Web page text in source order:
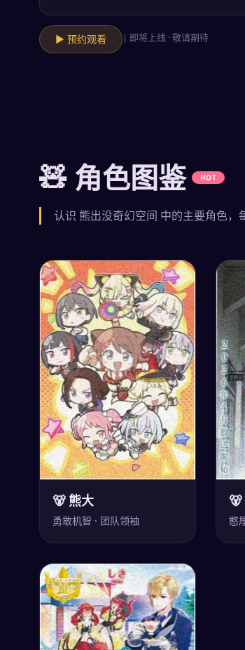
▶ 预约观看 | 即将上线 · 敬请期待
🧸 角色图鉴 HOT
认识 熊出没奇幻空间 中的主要角色，
🐻 熊大
勇敢机智 · 团队领袖
主角
🐻
憨
萌宠